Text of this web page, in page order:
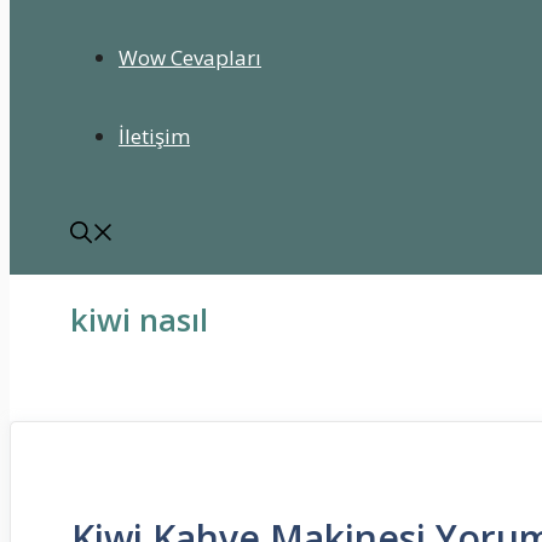
Wow Cevapları
İletişim
kiwi nasıl